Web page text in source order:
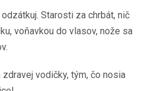
Starosti za chrbát, nič
voňavkou do vlasov, nože sa
vodičky, tým, čo nosia